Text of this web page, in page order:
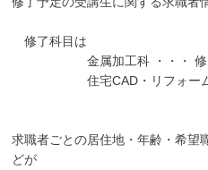
修了科目は
金属加工科 ・・・ 修了
住宅CAD・リフォーム科
求職者ごとの居住地・年齢・希望
どが